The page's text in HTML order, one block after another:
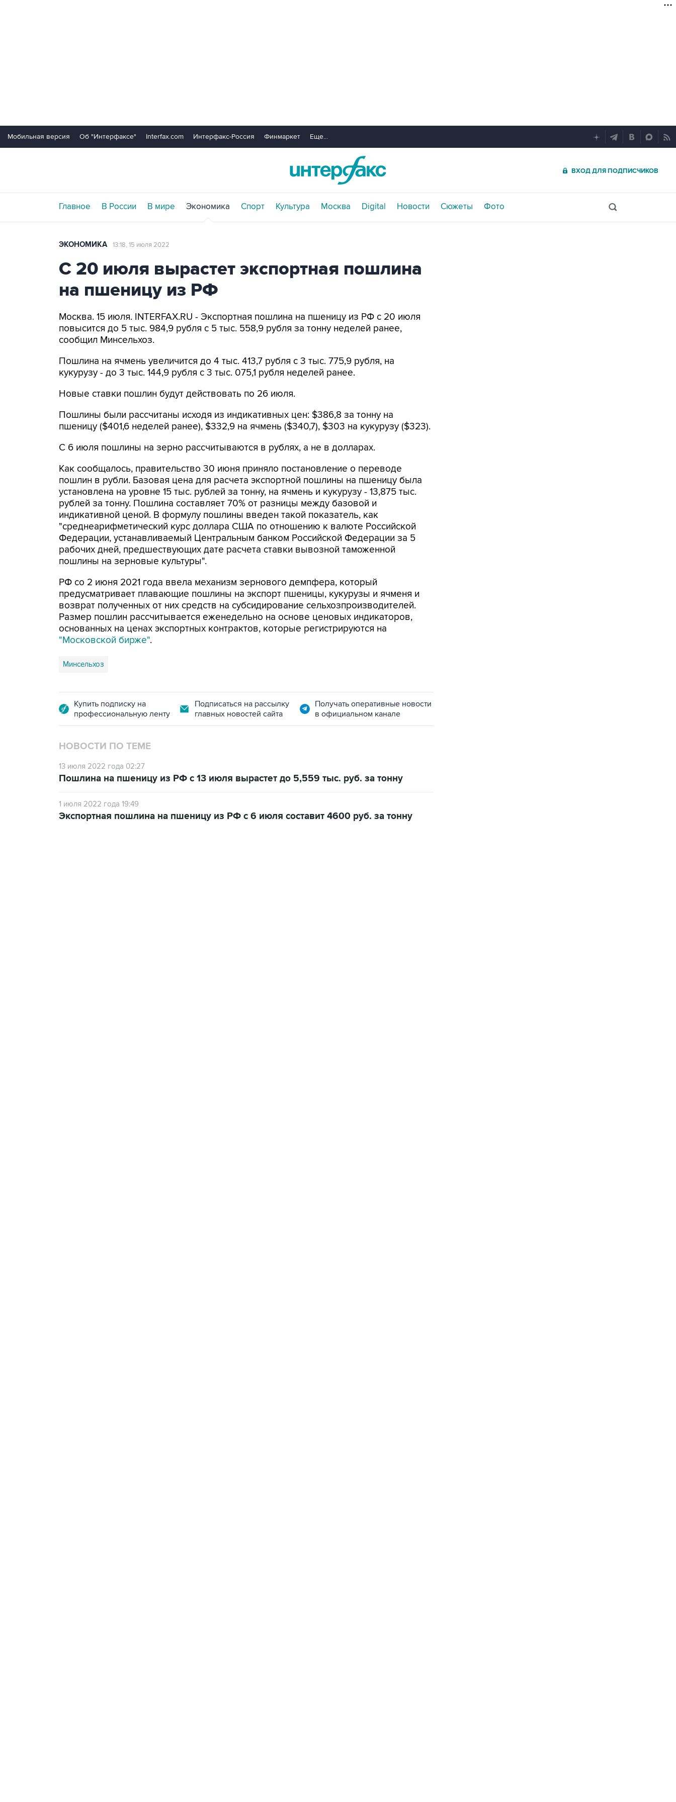
Мобильная версия Об "Интерфаксе" Interfax.com Интерфакс-Россия Финмаркет Еще...
ВХОД ДЛЯ ПОДПИСЧИКОВ
Главное В России В мире Экономика Спорт Культура Москва Digital Новости Сюжеты Фото
ЭКОНОМИКА 13:18, 15 июля 2022
С 20 июля вырастет экспортная пошлина
на пшеницу из РФ
Москва. 15 июля. INTERFAX.RU - Экспортная пошлина на пшеницу из РФ с 20 июля
повысится до 5 тыс. 984,9 рубля с 5 тыс. 558,9 рубля за тонну неделей ранее,
сообщил Минсельхоз.
Пошлина на ячмень увеличится до 4 тыс. 413,7 рубля с 3 тыс. 775,9 рубля, на
кукурузу - до 3 тыс. 144,9 рубля с 3 тыс. 075,1 рубля неделей ранее.
Новые ставки пошлин будут действовать по 26 июля.
Пошлины были рассчитаны исходя из индикативных цен: $386,8 за тонну на
пшеницу ($401,6 неделей ранее), $332,9 на ячмень ($340,7), $303 на кукурузу ($323).
С 6 июля пошлины на зерно рассчитываются в рублях, а не в долларах.
Как сообщалось, правительство 30 июня приняло постановление о переводе
пошлин в рубли. Базовая цена для расчета экспортной пошлины на пшеницу была
установлена на уровне 15 тыс. рублей за тонну, на ячмень и кукурузу - 13,875 тыс.
рублей за тонну. Пошлина составляет 70% от разницы между базовой и
индикативной ценой. В формулу пошлины введен такой показатель, как
"среднеарифметический курс доллара США по отношению к валюте Российской
Федерации, устанавливаемый Центральным банком Российской Федерации за 5
рабочих дней, предшествующих дате расчета ставки вывозной таможенной
пошлины на зерновые культуры".
РФ со 2 июня 2021 года ввела механизм зернового демпфера, который
предусматривает плавающие пошлины на экспорт пшеницы, кукурузы и ячменя и
возврат полученных от них средств на субсидирование сельхозпроизводителей.
Размер пошлин рассчитывается еженедельно на основе ценовых индикаторов,
основанных на ценах экспортных контрактов, которые регистрируются на
"Московской бирже".
Минсельхоз
Купить подписку на
профессиональную ленту
Подписаться на рассылку
главных новостей сайта
Получать оперативные новости
в официальном канале
НОВОСТИ ПО ТЕМЕ
13 июля 2022 года 02:27
Пошлина на пшеницу из РФ с 13 июля вырастет до 5,559 тыс. руб. за тонну
1 июля 2022 года 19:49
Экспортная пошлина на пшеницу из РФ с 6 июля составит 4600 руб. за тонну